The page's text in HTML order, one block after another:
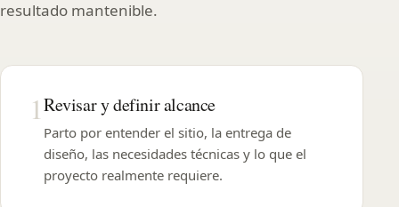
resultado mantenible.
1Revisar y definir alcance
Parto por entender el sitio, la entrega de
diseño, las necesidades técnicas y lo que el
proyecto realmente requiere.